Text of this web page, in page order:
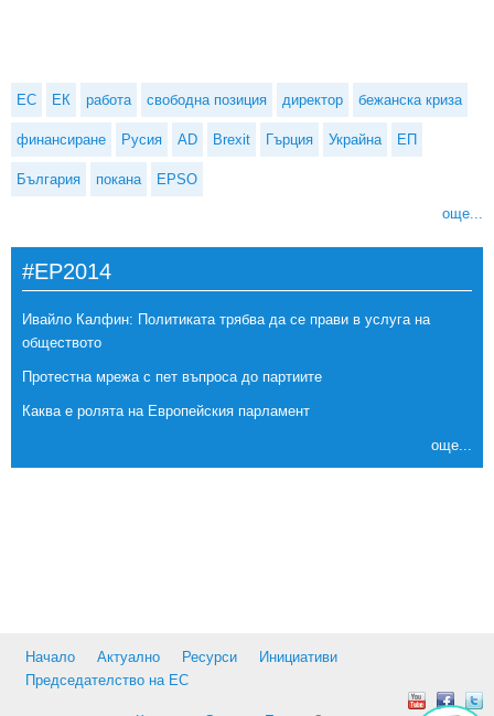
ЕС ЕК работа свободна позиция директор бежанска криза
финансиране Русия AD Brexit Гърция Украйна ЕП
България покана EPSO
още...
#EP2014
Ивайло Калфин: Политиката трябва да се прави в услуга на
обществото
Протестна мрежа с пет въпроса до партиите
Каква е ролята на Европейския парламент
още...
Начало Актуално Ресурси
Инициативи
Председателство на ЕС